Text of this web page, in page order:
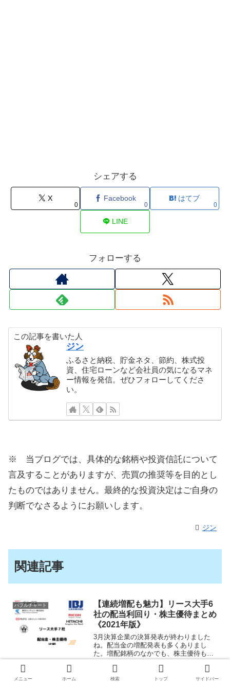
シェアする
X
0
Facebook
0
はてブ
0
LINE
フォローする
この記事を書いた人
ジン
ふるさと納税、貯金ネタ、節約、株式投
資、住宅ローンなど会社員の気になるマネ
ー情報を発信。ぜひフォローしてくださ
い。
※ 当ブログでは、具体的な銘柄や投資信託について
言及することがありますが、売買の推奨等を目的とし
たものではありません。最終的な投資決定はご自身の
判断でなさるようにお願いします。
ジン
関連記事
バブルチャート
【連続増配も魅力】リース大手6
社の配当利回り・株主優待まとめ
《2021年版》
3月決算企業の決算発表が終わりました
ね。配当金の増配発表も多くありまし
た。増配銘柄のなかでも、株主優待も実
施している銘柄も多いのが、リース会社
です。リース会社は成長市場ではありま
せんが、リースのみならず、その事業範
2021.05.20 2021.10.16
将来の高配当株候補！株主還元を
メニュー ホーム 検索 トップ サイドバー